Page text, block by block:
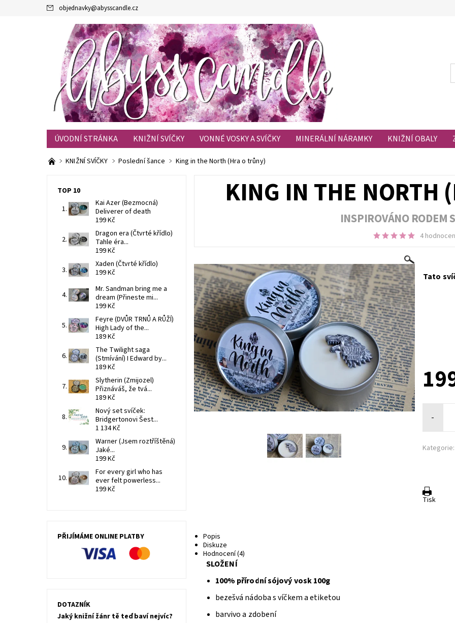
objednavky@abysscandle.cz
ÚVODNÍ STRÁNKA KNIŽNÍ SVÍČKY VONNÉ VOSKY A SVÍČKY MINERÁLNÍ NÁRAMKY KNIŽNÍ OBALY
KONTAKTY
OBCHODNÍ PODMÍNKY BLOG HODNOCENÍ OBCHODU
KNIŽNÍ SVÍČKY Poslední šance King in the North (Hra o trůny)
KING IN THE NORTH
INSPIROVÁNO RODEM
4
Tato
-
Kategorie:
Tisk
Popis
Diskuze
Hodnocení (4)
SLOŽENÍ
100% přírodní sójový vosk 100g
bezešvá nádoba s víčkem a etiketou
barvivo a zdobení
TOP 10
Kai Azer (Bezmocná)
Deliverer of death
199 Kč
Dragon era (Čtvrté křídlo)
Tahle éra...
199 Kč
Xaden (Čtvrté křídlo)
199 Kč
Mr. Sandman bring me a
dream (Přineste mi...
199 Kč
Feyre (DVŮR TRNŮ A RŮŽÍ)
High Lady of the...
189 Kč
The Twilight saga
(Stmívání) I Edward by...
189 Kč
Slytherin (Zmijozel)
Přiznáváš, že tvá...
189 Kč
Nový set svíček:
Bridgertonovi Šest...
1 134 Kč
Warner (Jsem roztříštěná)
Jaké...
199 Kč
For every girl who has
ever felt powerless...
199 Kč
PŘIJÍMÁME ONLINE PLATBY
DOTAZNÍK
Jaký knižní žánr tě teď baví nejvíc?